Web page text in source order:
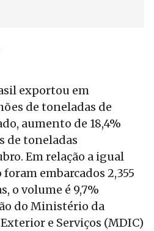
exportou em
de toneladas de
aumento de 18,4%
de toneladas
Em relação a igual
foram embarcados 2,355
o volume é 9,7%
do Ministério da
e Serviços (MDIC)